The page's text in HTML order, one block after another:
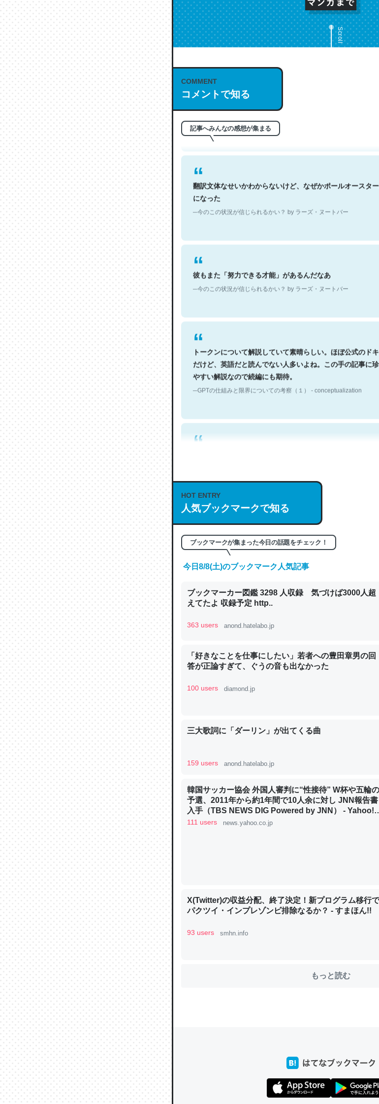
Scroll
COMMENT
コメントで知る
記事へみんなの感想が集まる
もお勧め。自分はこの流れ好き。Let’s Fucking Go. Then
─今のこの状況が信じられるかい？ by ラーズ・ヌートバー
翻訳文体なせいかわからないけど、なぜかポールオースタ
になった
─今のこの状況が信じられるかい？ by ラーズ・ヌートバー
彼もまた「努力できる才能」があるんだなあ
─今のこの状況が信じられるかい？ by ラーズ・ヌートバー
トークンについて解説していて素晴らしい。ほぼ公式のド
だけど、英語だと読んでない人多いよね。この手の記事に
やすい解説なので続編にも期待。
─GPTの仕組みと限界についての考察（１） - conceptualization
何気にChatGPTの仕組み、特に「トークン」について解説
の伏線」は回収されないけど、短期記憶というには多い分
やすく強くなりそう
─GPTの仕組みと限界についての考察（１） - conceptualization
昆虫ってカルシウム少ないのか。知らんかった。調べたら
─ニュース :: 【研究発表】昆虫学の大問題＝「昆虫はなぜ海にいない
は」とあって面白い。海にいる鋏角類（カブトガニ・ウミ
─ニュース :: 【研究発表】昆虫学の大問題＝「昆虫はなぜ海にいない
これを元に考えるとカルシウムを大量に使う脊椎動物と貝
─ニュース :: 【研究発表】昆虫学の大問題＝「昆虫はなぜ海にいない
ウチもEchoを実家に置いて４年。でたまに覗いてる。ぼち
中。あと、Googleマップで位置情報を共有してる。電池残
─たまにLINEするくらいだった遠方の父67歳と僕。ITツール導入で
─たまにLINEするくらいだった遠方の父67歳と僕。ITツール導入でコ
HOT ENTRY
人気ブックマークで知る
ブックマークが集まった今日の話題をチェック！
今日8/8(土)のブックマーク人気記事
ブックマーカー図鑑 3298 人収録 気づけば3000人超
えてたよ 収録予定 http..
363 users anond.hatelabo.jp
「好きなことを仕事にしたい」若者への豊田章男の回
答が正論すぎて、ぐうの音も出なかった
100 users diamond.jp
三大歌詞に「ダーリン」が出てくる曲
159 users anond.hatelabo.jp
韓国サッカー協会 外国人審判に“性接待” W杯や五輪の
予選、2011年から約1年間で10人余に対し JNN報告書
入手（TBS NEWS DIG Powered by JNN） - Yahoo!
ュース
111 users news.yahoo.co.jp
X(Twitter)の収益分配、終了決定！新プログラム移行で
パクツイ・インプレゾンビ排除なるか？ - すまほん!!
93 users smhn.info
もっと読む